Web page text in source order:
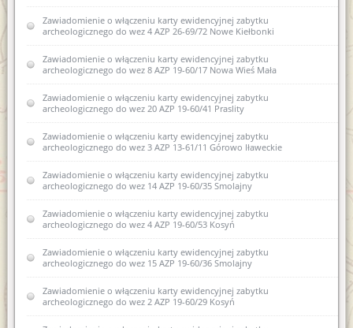
Zawiadomienie o włączeniu karty ewidencyjnej zabytku
archeologicznego do wez 4 AZP 26-69/72 Nowe Kiełbonki
Zawiadomienie o włączeniu karty ewidencyjnej zabytku
archeologicznego do wez 8 AZP 19-60/17 Nowa Wieś Mała
Zawiadomienie o włączeniu karty ewidencyjnej zabytku
archeologicznego do wez 20 AZP 19-60/41 Praslity
Zawiadomienie o włączeniu karty ewidencyjnej zabytku
archeologicznego do wez 3 AZP 13-61/11 Górowo Iławeckie
Zawiadomienie o włączeniu karty ewidencyjnej zabytku
archeologicznego do wez 14 AZP 19-60/35 Smolajny
Zawiadomienie o włączeniu karty ewidencyjnej zabytku
archeologicznego do wez 4 AZP 19-60/53 Kosyń
Zawiadomienie o włączeniu karty ewidencyjnej zabytku
archeologicznego do wez 15 AZP 19-60/36 Smolajny
Zawiadomienie o włączeniu karty ewidencyjnej zabytku
archeologicznego do wez 2 AZP 19-60/29 Kosyń